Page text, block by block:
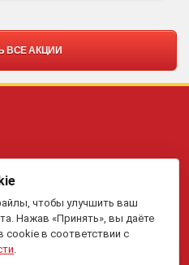
ВСЕ АКЦИИ
реестре с 19 января 2015 г.
Мингорисполком.
телефон
395-94-00 , e-mail:
чтобы улучшить ваш
Нажав «Принять», вы даёте
cookie в соответствии с
.